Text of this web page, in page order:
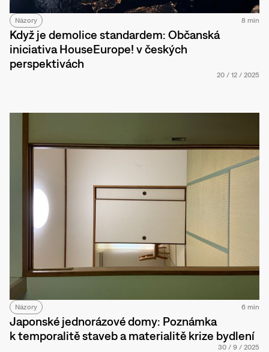
Názory 8 min
Když je demolice standardem: Občanská
iniciativa HouseEurope! v českých
perspektivách
20 / 12 / 2025
Názory 6 min
Japonské jednorázové domy: Poznámka
k temporalitě staveb a materialitě krize bydlení
30 / 9 / 2025